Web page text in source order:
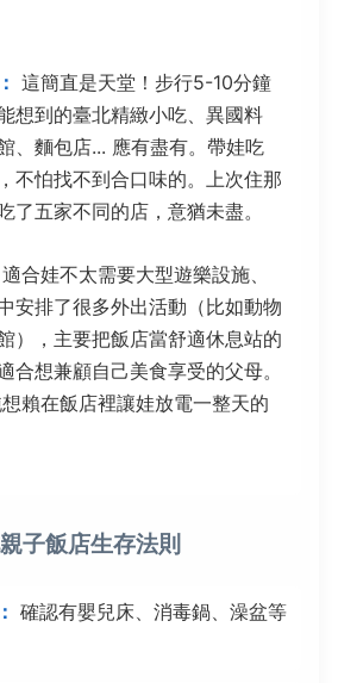
這簡直是天堂！步行5-10分鐘
想到的臺北精緻小吃、異國料
、麵包店... 應有盡有。帶娃吃
不怕找不到合口味的。上次住那
了五家不同的店，意猶未盡。
適合娃不太需要大型遊樂設施、
安排了很多外出活動（比如動物
），主要把飯店當舒適休息站的
合想兼顧自己美食享受的父母。
賴在飯店裡讓娃放電一整天的
子飯店生存法則
確認有嬰兒床、消毒鍋、澡盆等